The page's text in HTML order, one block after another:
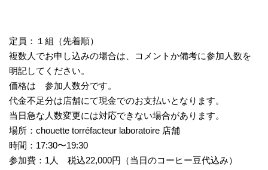
定員：１組（先着順）
複数人でお申し込みの場合は、コメントか備考に参加人数を
明記してください。
価格は 参加人数分です。
代金不足分は店舗にて現金でのお支払いとなります。
当日急な人数変更には対応できない場合があります。
場所：chouette torréfacteur laboratoire 店舗
時間：17:30〜19:30
参加費：1人 税込22,000円（当日のコーヒー豆代込み）